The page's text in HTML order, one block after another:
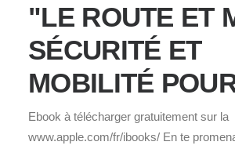
"LE ROUTE ET
SÉCURITÉ ET
MOBILITÉ
Ebook à télécharger gratuitement sur la
www.apple.com/fr/ibooks/ En te